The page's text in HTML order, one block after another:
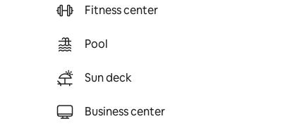
Fitness center
Pool
Sun deck
Business center